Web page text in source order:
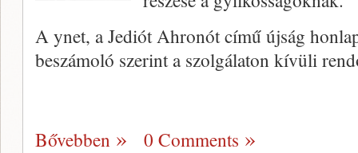
A ynet, a Jediót Ahronót című újság
beszámoló szerint a szolgálaton kívüli
Bővebben 0 Comments